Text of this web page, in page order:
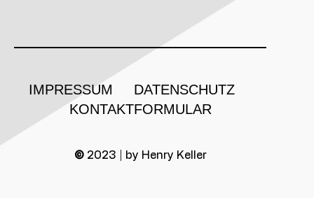
IMPRESSUM
DATENSCHUTZ
KONTAKTFORMULAR
©2023 | by Henry Keller